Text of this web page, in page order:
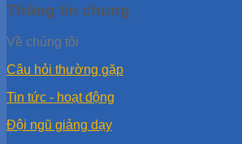
Thông tin chung
Về chúng tôi
Câu hỏi thường gặp
Tin tức - hoạt động
Đội ngũ giảng dạy